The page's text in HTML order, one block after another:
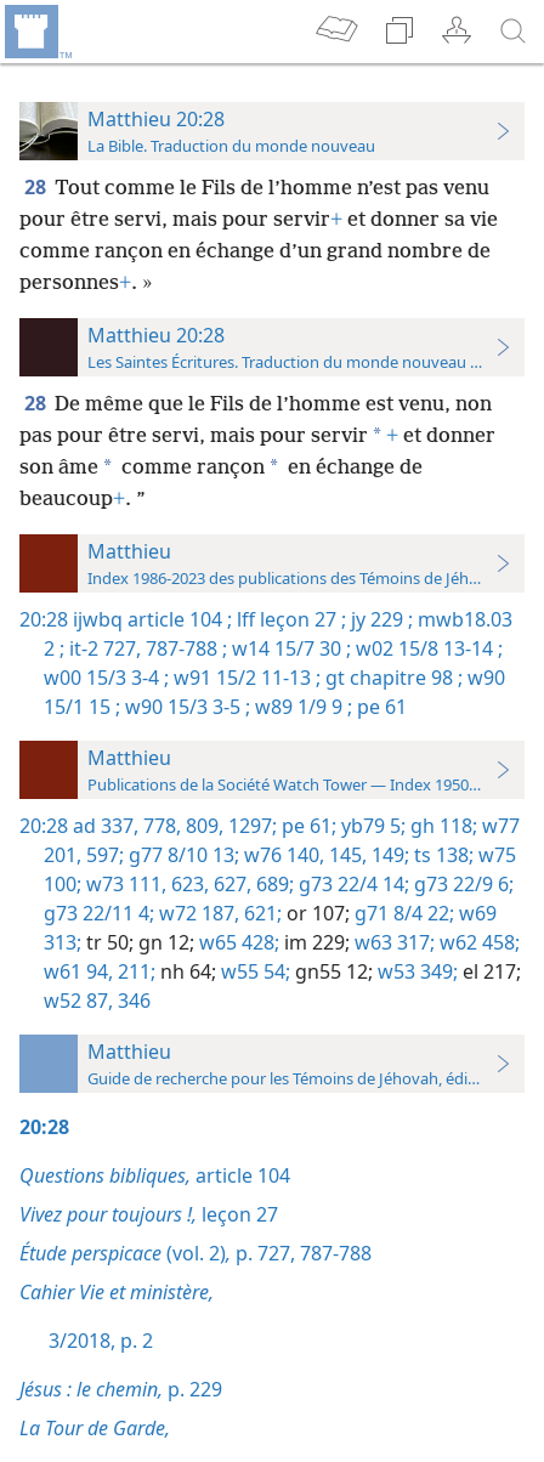
Matthieu 20:28
La Bible. Traduction du monde nouveau
28 Tout comme le Fils de l’homme n’est pas venu
pour être servi, mais pour servir+ et donner sa vie
comme rançon en échange d’un grand nombre de
personnes+. »
Matthieu 20:28
Les Saintes Écritures. Traduction du monde nouveau (avec
28 De même que le Fils de l’homme est venu, non
pas pour être servi, mais pour servir * + et donner
son âme * comme rançon * en échange de
beaucoup+. ”
Matthieu
Index 1986-2023 des publications des Témoins de Jéhovah
20:28 ijwbq article 104 ; lff leçon 27 ; jy 229 ; mwb18.03
2 ; it-2 727, 787-788 ; w14 15/7 30 ; w02 15/8 13-14 ;
w00 15/3 3-4 ; w91 15/2 11-13 ; gt chapitre 98 ; w90
15/1 15 ; w90 15/3 3-5 ; w89 1/9 9 ; pe 61
Matthieu
Publications de la Société Watch Tower — Index 1950-1985
20:28ad 337, 778, 809, 1297; pe 61; yb79 5; gh 118; w77
201, 597; g77 8/10 13; w76 140, 145, 149; ts 138; w75
100; w73 111, 623, 627, 689; g73 22/4 14; g73 22/9 6;
g73 22/11 4; w72 187, 621; or 107; g71 8/4 22; w69
313; tr 50; gn 12; w65 428; im 229; w63 317; w62 458;
w61 94, 211; nh 64; w55 54; gn55 12; w53 349; el 217;
w52 87, 346
Matthieu
Guide de recherche pour les Témoins de Jéhovah, édition 2019
20:28
Questions bibliques, article 104
Vivez pour toujours !, leçon 27
Étude perspicace(vol. 2), p. 727, 787-788
Cahier Vie et ministère,
3/2018, p. 2
Jésus : le chemin, p. 229
La Tour de Garde,